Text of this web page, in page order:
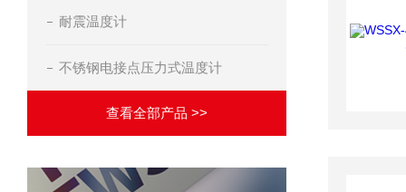
耐震温度计
不锈钢电接点压力式温度计
查看全部产品 >>